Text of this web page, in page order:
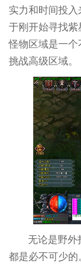
实力和时间投
于刚开始寻找
怪物区域是一
挑战高级区域。
无论是野外
都是必不可少